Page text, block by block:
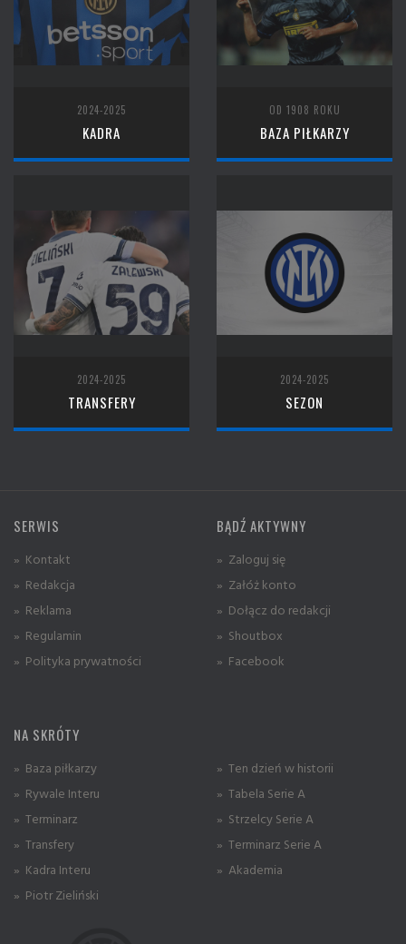
2024-2025
KADRA
OD 1908 ROKU
BAZA PIŁKARZY
2024-2025
TRANSFERY
2024-2025
SEZON
SERWIS
» Kontakt
» Redakcja
» Reklama
» Regulamin
» Polityka prywatności
BĄDŹ AKTYWNY
» Zaloguj się
» Załóż konto
» Dołącz do redakcji
» Shoutbox
» Facebook
NA SKRÓTY
» Baza piłkarzy
» Rywale Interu
» Terminarz
» Transfery
» Kadra Interu
» Piotr Zieliński
» Ten dzień w historii
» Tabela Serie A
» Strzelcy Serie A
» Terminarz Serie A
» Akademia